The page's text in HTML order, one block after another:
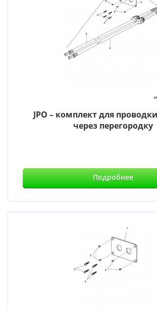
JPO – комплект для
через перегородку
Подробнее